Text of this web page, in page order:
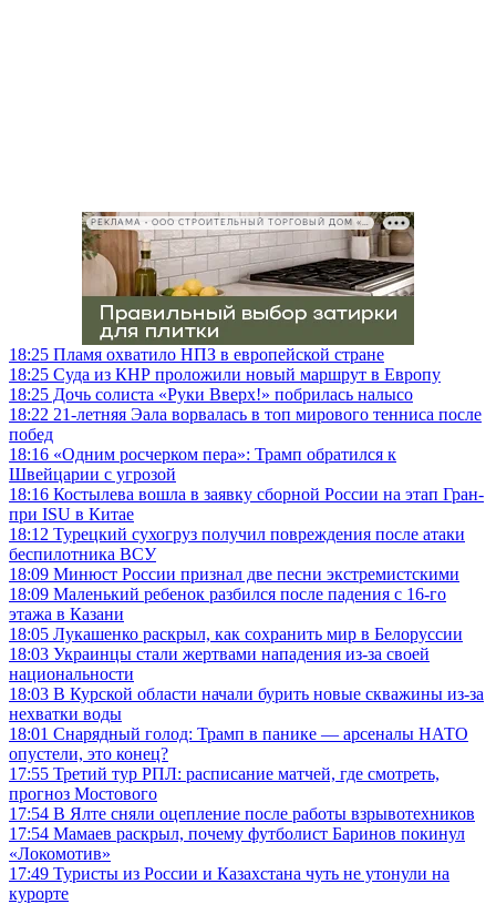
РЕКЛАМА • ООО СТРОИТЕЛЬНЫЙ ТОРГОВЫЙ ДОМ «ПЕТРОВИЧ», ИНН 7802348846
18:25 Пламя охватило НПЗ в европейской стране
18:25 Суда из КНР проложили новый маршрут в Европу
18:25 Дочь солиста «Руки Вверх!» побрилась налысо
18:22 21-летняя Эала ворвалась в топ мирового тенниса после
побед
18:16 «Одним росчерком пера»: Трамп обратился к
Швейцарии с угрозой
18:16 Костылева вошла в заявку сборной России на этап Гран-
при ISU в Китае
18:12 Турецкий сухогруз получил повреждения после атаки
беспилотника ВСУ
18:09 Минюст России признал две песни экстремистскими
18:09 Маленький ребенок разбился после падения с 16-го
этажа в Казани
18:05 Лукашенко раскрыл, как сохранить мир в Белоруссии
18:03 Украинцы стали жертвами нападения из-за своей
национальности
18:03 В Курской области начали бурить новые скважины из-за
нехватки воды
18:01 Снарядный голод: Трамп в панике — арсеналы НАТО
опустели, это конец?
17:55 Третий тур РПЛ: расписание матчей, где смотреть,
прогноз Мостового
17:54 В Ялте сняли оцепление после работы взрывотехников
17:54 Мамаев раскрыл, почему футболист Баринов покинул
«Локомотив»
17:49 Туристы из России и Казахстана чуть не утонули на
курорте